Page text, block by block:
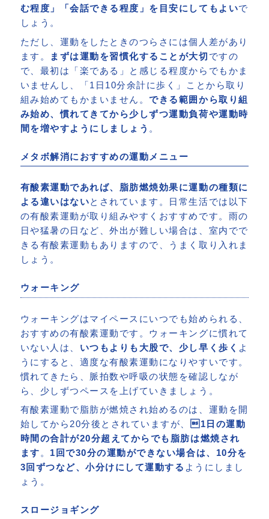
む程度」「会話できる程度」を目安にしてもよいで
しょう。
ただし、運動をしたときのつらさには個人差があり
ます。
まずは運動を習慣化することが大切 ですの
で、最初は「楽である」と感じる程度からでもかま
いませんし、「1日10分余計に歩く」ことから取り
組み始めてもかまいません。できる範囲から取り組
み始め、慣れてきてから少しずつ運動負荷や運動時
間を増やすようにしましょう 。
メタボ解消におすすめの運動メニュー
有酸素運動であれば、脂肪燃焼効果に運動の種類に
よる違いはないとされています。日常生活では以下
の有酸素運動が取り組みやすくおすすめです。雨の
日や猛暑の日など、外出が難しい場合は、室内でで
きる有酸素運動もありますので、うまく取り入れま
しょう。
ウォーキング
ウォーキングはマイペースにいつでも始められる、
おすすめの有酸素運動です。ウォーキングに慣れて
いない人は、 いつもよりも大股で、少し早く歩く よ
うにすると、適度な有酸素運動になりやすいです。
慣れてきたら、脈拍数や呼吸の状態を確認しなが
ら、少しずつペースを上げていきましょう。
有酸素運動で脂肪が燃焼され始めるのは、運動を開
始してから20分後とされていますが、1日の運動
時間の合計が20分超えてからでも脂肪は燃焼され
ます 。 1回で30分の運動ができない場合は、10分を
3回ずつなど、小分けにして運動する ようにしまし
ょう。
スロージョギング